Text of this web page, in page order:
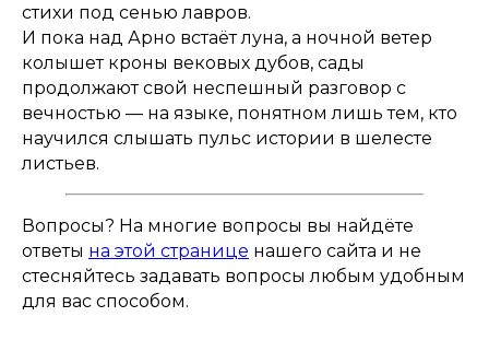
стихи под сенью лавров.
И пока над Арно встаёт луна, а ночной ветер
колышет кроны вековых дубов, сады
продолжают свой неспешный разговор с
вечностью — на языке, понятном лишь тем, кто
научился слышать пульс истории в шелесте
листьев.
Вопросы? На многие вопросы вы найдёте
ответы на этой странице нашего сайта и не
стесняйтесь задавать вопросы любым удобным
для вас способом.